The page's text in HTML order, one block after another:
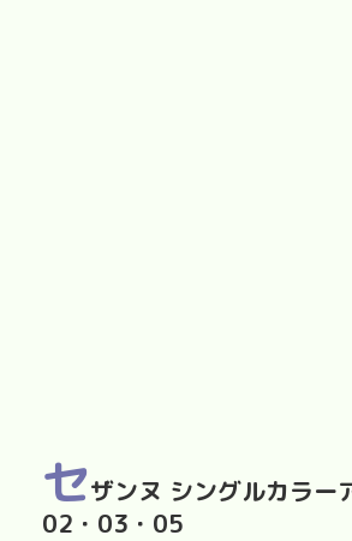
セザンヌ シングルカラー
02・03・05